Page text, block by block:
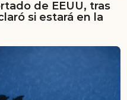
de EEUU, tras
si estará en la